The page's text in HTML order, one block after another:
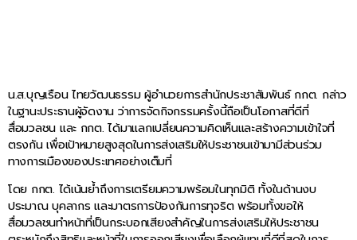
น.ส.บุญเรือน ไทยวัฒนธรรม ผู้อำนวยการสำนักประชาสัมพันธ์ กกต. กล่าว
ในฐานะประธานผู้จัดงาน ว่าการจัดกิจกรรมครั้งนี้ถือเป็นโอกาสที่ดีที่
สื่อมวลชน และ กกต. ได้มาแลกเปลี่ยนความคิดเห็นและสร้างความเข้าใจที่
ตรงกัน เพื่อเป้าหมายสูงสุดในการส่งเสริมให้ประชาชนเข้ามามีส่วนร่วม
ทางการเมืองของประเทศอย่างเต็มที่
โดย กกต. ได้เน้นย้ำถึงการเตรียมความพร้อมในทุกมิติ ทั้งในด้านงบ
ประมาณ บุคลากร และมาตรการป้องกันการทุจริต พร้อมทั้งขอให้
สื่อมวลชนทำหน้าที่เป็นกระบอกเสียงสำคัญในการส่งเสริมให้ประชาชน